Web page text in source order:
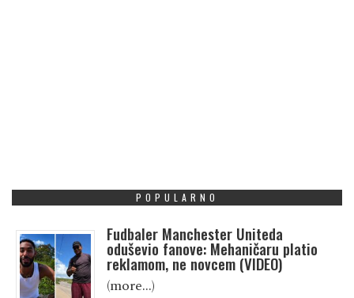
POPULARNO
Fudbaler Manchester Uniteda
oduševio fanove: Mehaničaru platio
reklamom, ne novcem (VIDEO)
(more…)